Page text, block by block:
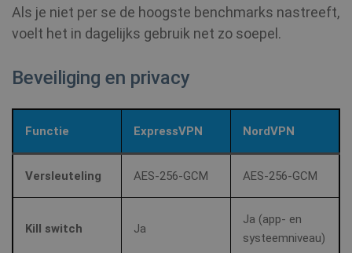
Als je niet per se de hoogste benchmarks nastreeft,
voelt het in dagelijks gebruik net zo soepel.
Beveiliging en privacy
Functie ExpressVPN NordVPN
Versleuteling AES‑256‑GCM AES‑256‑GCM
Kill switch Ja
Ja (app‑ en
systeemniveau)